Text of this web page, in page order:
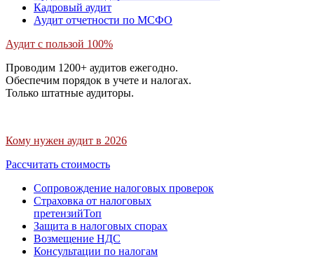
Кадровый аудит
Аудит отчетности по МСФО
Аудит с пользой 100%
Проводим 1200+ аудитов ежегодно.
Обеспечим порядок в учете и налогах.
Только штатные аудиторы.
Кому нужен аудит в 2026
Рассчитать стоимость
Сопровождение налоговых проверок
Страховка от налоговых
претензийТоп
Защита в налоговых спорах
Возмещение НДС
Консультации по налогам